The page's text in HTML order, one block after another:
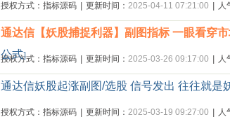
授权方式：指标源码 更新时间： 2025-04-11 07:21:00 人
通达信【妖股捕捉利器】副图指标 一眼看穿
公式]
授权方式：指标源码 更新时间： 2025-03-26 09:17:00 人
通达信妖股起涨副图/选股 信号发出 往往就是
授权方式：指标源码 更新时间： 2025-03-19 09:27:00 人